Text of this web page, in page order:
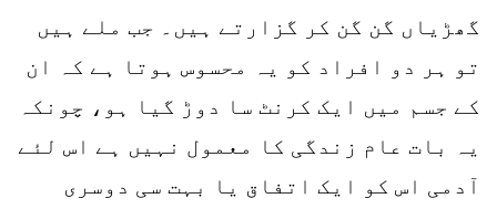
گھڑیاں گن گن کر گزارتے ہیں۔ جب ملے ہیں
تو ہر دو افراد کو یہ محسوس ہوتا ہے کہ ان
کے جسم میں ایک کرنٹ سا دوڑ گیا ہو، چونکہ
یہ بات عام زندگی کا معمول نہیں ہے اس لئے
آدمی اس کو ایک اتفاق یا بہت سی دوسری